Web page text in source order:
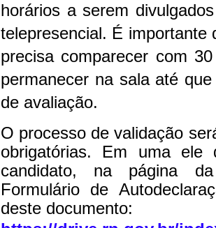
horários a serem
telepresencial. É importante
precisa comparecer com
permanecer na sala até
de avaliação.
O processo de validação
obrigatórias. Em uma ele
candidato, na página
Formulário de
deste documento: